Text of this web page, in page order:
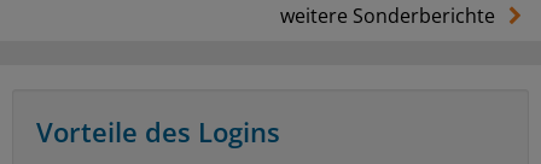
weitere Sonderberichte
Vorteile des Logins